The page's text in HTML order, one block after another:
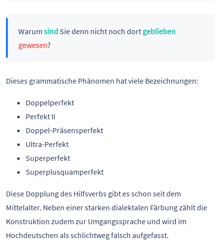
Warum sindSie denn nicht noch dort geblieben
gewesen?
Dieses grammatische Phänomen hat viele Bezeichnungen:
Doppelperfekt
Perfekt II
Doppel-Präsensperfekt
Ultra-Perfekt
Superperfekt
Superplusquamperfekt
Diese Dopplung des Hilfsverbs gibt es schon seit dem
Mittelalter. Neben einer starken dialektalen Färbung zählt die
Konstruktion zudem zur Umgangssprache und wird im
Hochdeutschen als schlichtweg falsch aufgefasst.